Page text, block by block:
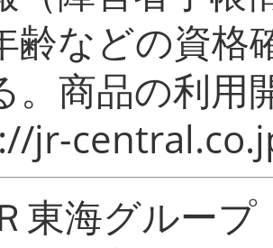
齢などの資格
。商品の利用
jr-
東海グルー